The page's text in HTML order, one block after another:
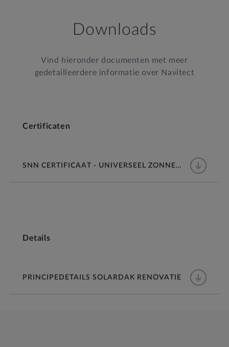
Downloads
Vind hieronder documenten met meer
gedetailleerdere informatie over Navitect
Certificaten
SNN CERTIFICAAT - UNIVERSEEL ZONNEDAK
Details
PRINCIPEDETAILS SOLARDAK RENOVATIE